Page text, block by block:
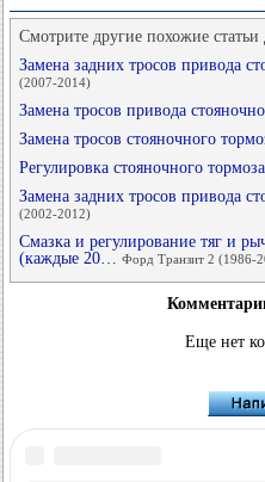
Смотрите другие похожие
Замена задних тросов привода
(2007-2014)
Замена тросов привода
Замена тросов стояночного
Регулировка стояночного тормоза
Замена задних тросов привода
(2002-2012)
Смазка и регулирование тяг и
(каждые 20… Форд Транзит 2 (1986-
Еще нет